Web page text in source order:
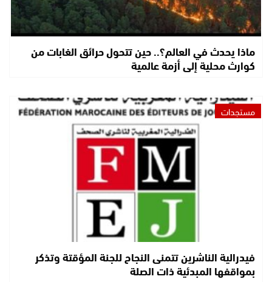
ماذا يحدث في العالم؟.. حين تتحول حرائق الغابات من
كوارث محلية إلى أزمة عالمية
مستجدات
فيدرالية الناشرين تتمنى النجاح للجنة المؤقتة وتذكر
بمواقفها المبدئية ذات الصلة